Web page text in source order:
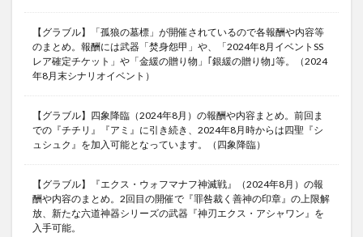
【グラブル】「孤狼の墓標」が開催されているので各報酬や内容等
のまとめ。報酬には武器「焚身怨甲」や、「2024年8月イベントSS
レア確定チケット」や「金緩の贈り物」｢銀緩の贈り物｣等。（2024
年8月末シナリオイベント）
【グラブル】四象降臨（2024年8月）の報酬や内容まとめ。前回ま
での『チチリ』『アミ』に引き続き、2024年8月時からは四聖『シ
ュシュク』を加入可能となっています。（四象降臨）
【グラブル】『エクス・ウォフマナフ神滅戦』（2024年8月）の報
酬や内容のまとめ。2回目の開催で『罪咎裁く善神の印章』の上限解
放、新たな六道神器シリーズの武器『神刃エクス・アシャワン』を
入手可能。